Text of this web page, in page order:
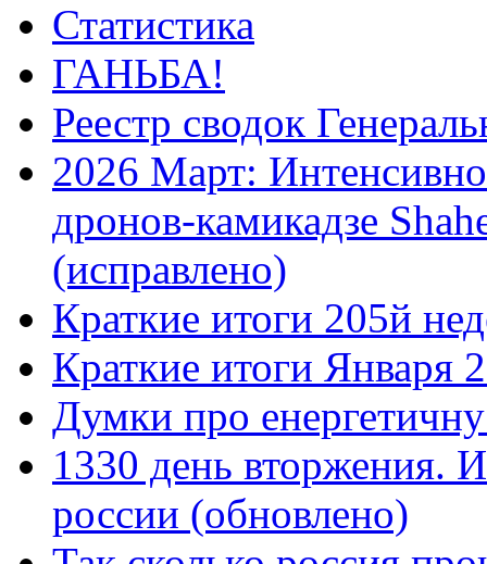
Статистика
ГАНЬБА!
Реестр сводок
2026 Март:
дронов-камикадзе
(исправлено)
Краткие итоги 205й
Краткие итоги Января
Думки про
1330 день вторжения.
россии (обновлено)